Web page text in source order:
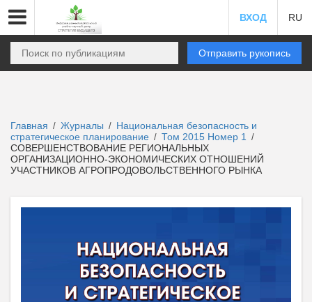
ВХОД RU
Отправить рукопись
Главная / Журналы / Национальная безопасность и
стратегическое планирование / Том 2015 Номер 1 /
СОВЕРШЕНСТВОВАНИЕ РЕГИОНАЛЬНЫХ
ОРГАНИЗАЦИОННО-ЭКОНОМИЧЕСКИХ ОТНОШЕНИЙ
УЧАСТНИКОВ АГРОПРОДОВОЛЬСТВЕННОГО РЫНКА